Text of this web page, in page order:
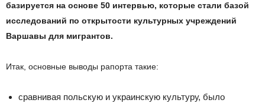
базируется на основе 50 интервью, которые стали базой
исследований по открытости культурных учреждений
Варшавы для мигрантов.
Итак, основные выводы рапорта такие:
сравнивая польскую и украинскую культуру, было